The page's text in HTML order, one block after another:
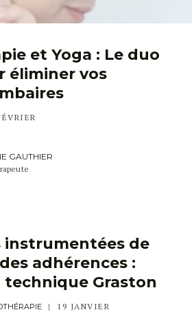
et Yoga : Le duo
éliminer vos
GAUTHIER
instrumentées de
adhérences :
technique Graston
19 JANVIER